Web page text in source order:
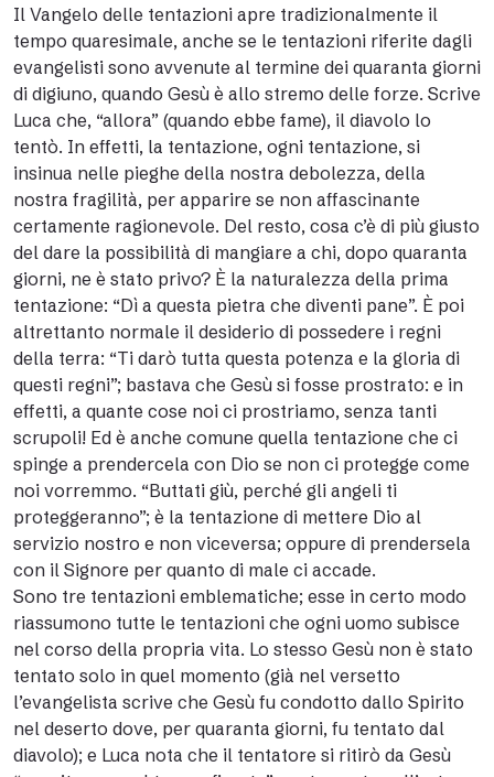
Il Vangelo delle tentazioni apre tradizionalmente il
tempo quaresimale, anche se le tentazioni riferite dagli
evangelisti sono avvenute al termine dei quaranta giorni
di digiuno, quando Gesù è allo stremo delle forze. Scrive
Luca che, “allora” (quando ebbe fame), il diavolo lo
tentò. In effetti, la tentazione, ogni tentazione, si
insinua nelle pieghe della nostra debolezza, della
nostra fragilità, per apparire se non affascinante
certamente ragionevole. Del resto, cosa c’è di più giusto
del dare la possibilità di mangiare a chi, dopo quaranta
giorni, ne è stato privo? È la naturalezza della prima
tentazione: “Dì a questa pietra che diventi pane”. È poi
altrettanto normale il desiderio di possedere i regni
della terra: “Ti darò tutta questa potenza e la gloria di
questi regni”; bastava che Gesù si fosse prostrato: e in
effetti, a quante cose noi ci prostriamo, senza tanti
scrupoli! Ed è anche comune quella tentazione che ci
spinge a prendercela con Dio se non ci protegge come
noi vorremmo. “Buttati giù, perché gli angeli ti
proteggeranno”; è la tentazione di mettere Dio al
servizio nostro e non viceversa; oppure di prendersela
con il Signore per quanto di male ci accade.
Sono tre tentazioni emblematiche; esse in certo modo
riassumono tutte le tentazioni che ogni uomo subisce
nel corso della propria vita. Lo stesso Gesù non è stato
tentato solo in quel momento (già nel versetto
l’evangelista scrive che Gesù fu condotto dallo Spirito
nel deserto dove, per quaranta giorni, fu tentato dal
diavolo); e Luca nota che il tentatore si ritirò da Gesù